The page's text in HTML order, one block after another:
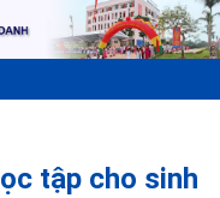
tập cho sinh